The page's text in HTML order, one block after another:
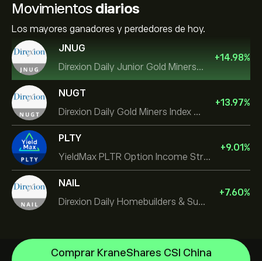
Movimientos diarios
Los mayores ganadores y perdedores de hoy.
JNUG
Direxion Daily Junior Gold Miners Index Bull 2X ETF
+14.98%
NUGT
Direxion Daily Gold Miners Index Bull 2X ETF
+13.97%
PLTY
YieldMax PLTR Option Income Strategy ETF
+9.01%
NAIL
Direxion Daily Homebuilders & Supplies Bull 3X ETF
+7.60%
Comprar KraneShares CSI China